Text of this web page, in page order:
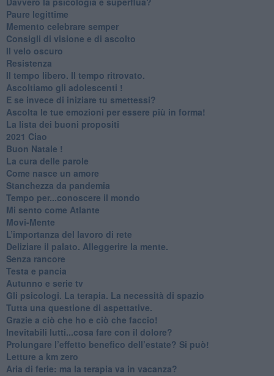
Paure legittime
​Memento celebrare semper
​Consigli di visione e di ascolto
​Il velo oscuro
Resistenza
​Il tempo libero. Il tempo ritrovato.
Ascoltiamo gli adolescenti !
​E se invece di iniziare tu smettessi?
​Ascolta le tue emozioni per essere più in forma!
​La lista dei buoni propositi
2021 Ciao
Buon Natale !
​La cura delle parole
​Come nasce un amore
Stanchezza da pandemia
​Tempo per...conoscere il mondo
​Mi sento come Atlante
​Movi-Mente
​L’importanza del lavoro di rete
​Deliziare il palato. Alleggerire la mente.
​Senza rancore
​Testa e pancia
​Autunno e serie tv
​Gli psicologi. La terapia. La necessità di spazio
​Tutta una questione di aspettative.
​Grazie a ciò che ho e ciò che faccio!
​Inevitabili lutti...cosa fare con il dolore?
Prolungare l’effetto benefico dell’estate? Si può!
​Letture a km zero
​Aria di ferie: ma la terapia va in vacanza?